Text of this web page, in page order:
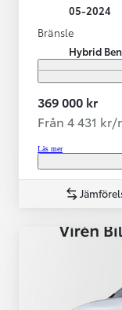
05-2024
Bränsle
Hybrid
369 000 kr
Från 4 431 kr/
Läs mer